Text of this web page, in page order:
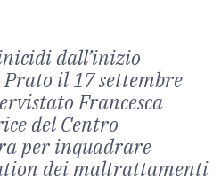
dall’inizio
Prato il 17 settembre
Francesca
del Centro
per inquadrare
dei maltrattamenti